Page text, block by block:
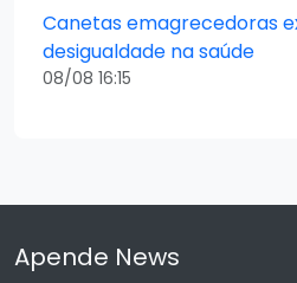
Canetas emagrecedoras
desigualdade na saúde
08/08 16:15
Apende News